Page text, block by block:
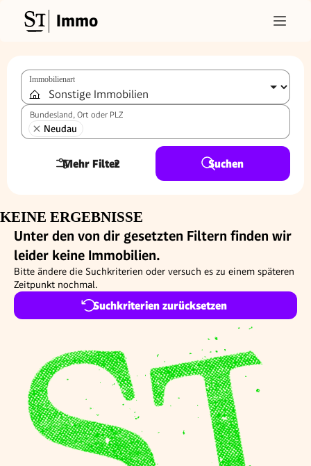
Immo
Immobilienart
Bundesland, Ort oder PLZ
Neudau
Mehr Filter
2 Suchen
KEINE ERGEBNISSE
Unter den von dir gesetzten Filtern finden wir
leider keine Immobilien.
Bitte ändere die Suchkriterien oder versuch es zu einem späteren
Zeitpunkt nochmal.
Suchkriterien zurücksetzen